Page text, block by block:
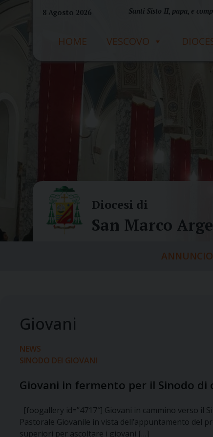
8 Agosto 2026 Santi Sisto II, papa, e
HOME VESCOVO
Diocesi di
San Marco
ANNUNCIO
NEWS
SINODO DEI GIOVANI
Giovani in fermento per il Sinodo
[foogallery id=”4717″] Giovani in cammino verso il
Pastorale Giovanile in vista dell’appuntamento del
superiori per ascoltare i giovani […]